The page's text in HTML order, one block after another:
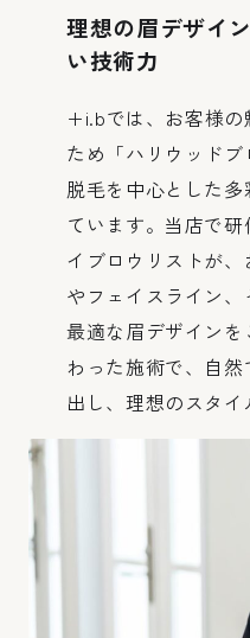
理想の眉デザイ
い技術力
+i.bでは、お客様の
ため「ハリウッド
脱毛を中心とした
ています。当店で
イブロウリストが
やフェイスライン
最適な眉デザイン
わった施術で、自
出し、理想のスタイ